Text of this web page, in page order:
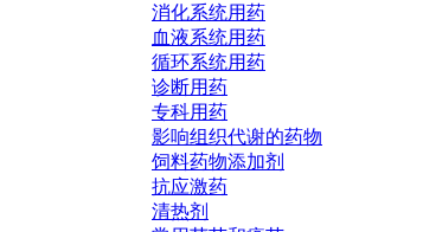
消化系统用药
血液系统用药
循环系统用药
诊断用药
专科用药
影响组织代谢的药物
饲料药物添加剂
抗应激药
清热剂